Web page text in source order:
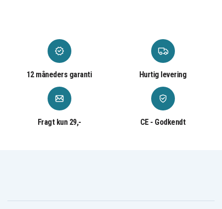
12 måneders garanti Hurtig levering
Fragt kun 29,- CE - Godkendt